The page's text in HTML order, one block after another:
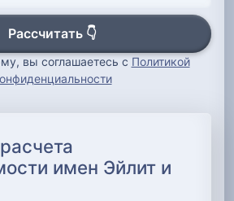
Рассчитать 👇
вы соглашаетесь с Политикой
имен Эйлит и